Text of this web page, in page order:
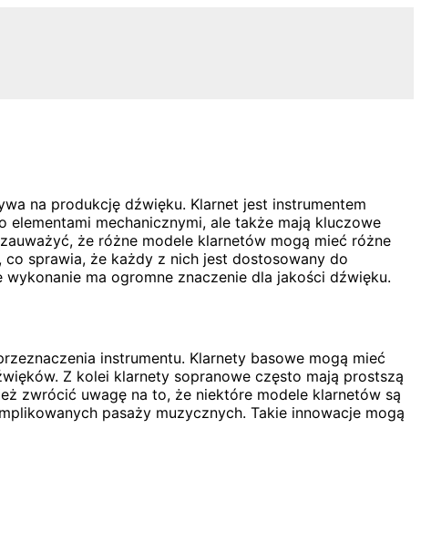
na produkcję dźwięku. Klarnet jest instrumentem
mechanicznymi, ale także mają kluczowe
że różne modele klarnetów mogą mieć różne
co sprawia, że każdy z nich jest dostosowany do
ma ogromne znaczenie dla jakości dźwięku.
instrumentu. Klarnety basowe mogą mieć
Z kolei klarnety sopranowe często mają prostszą
zwrócić uwagę na to, że niektóre modele klarnetów są
pasaży muzycznych. Takie innowacje mogą